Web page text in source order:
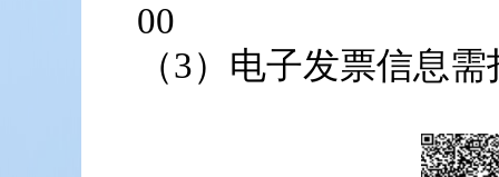
00
（3）电子发票信息